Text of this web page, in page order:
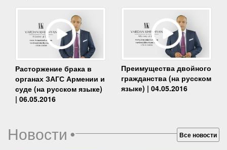
Расторжение брака в
органах ЗАГС Армении и
суде (на русском языке)
| 06.05.2016
Преимущества двойного
гражданства (на русском
языке) | 04.05.2016
Новости• Все новости